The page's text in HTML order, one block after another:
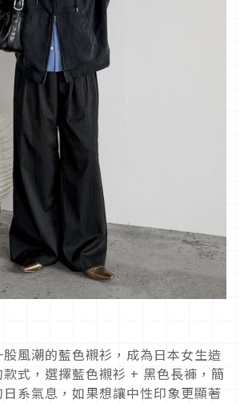
風潮的藍色襯衫，成為日本女生造
式，選擇藍色襯衫 + 黑色長褲，簡
系氣息，如果想讓中性印象更顯著